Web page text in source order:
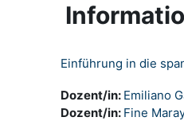
Einführung in die
Dozent/in: Emiliano
Dozent/in: Fine